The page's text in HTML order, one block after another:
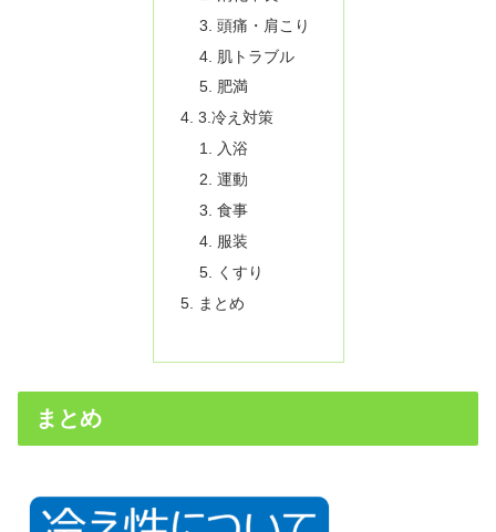
頭痛・肩こり
肌トラブル
肥満
3.冷え対策
入浴
運動
食事
服装
くすり
まとめ
まとめ